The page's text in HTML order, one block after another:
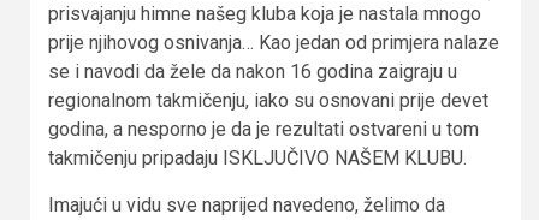
prisvajanju himne našeg kluba koja je nastala mnogo
prije njihovog osnivanja… Kao jedan od primjera nalaze
se i navodi da žele da nakon 16 godina zaigraju u
regionalnom takmičenju, iako su osnovani prije devet
godina, a nesporno je da je rezultati ostvareni u tom
takmičenju pripadaju ISKLJUČIVO NAŠEM KLUBU.
Imajući u vidu sve naprijed navedeno, želimo da